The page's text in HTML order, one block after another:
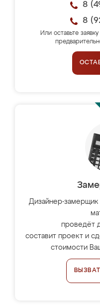
8
8
Или оставьте
Дизайнер-замерщик
проведёт
составит проект и
стоимости